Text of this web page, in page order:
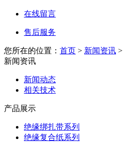
在线留言
售后服务
您所在的位置： 首页 > 新闻资讯 >
新闻资讯
新闻动态
相关技术
产品展示
绝缘绑扎带系列
绝缘复合纸系列